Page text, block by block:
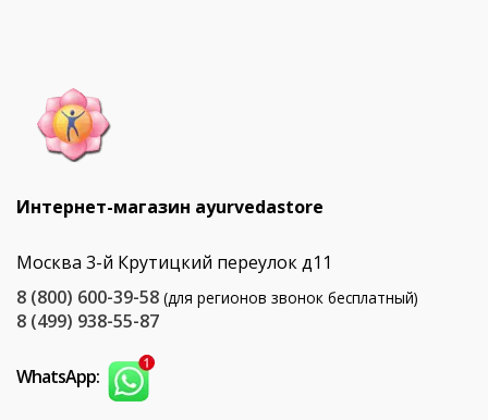
Интернет-магазин ayurvedastore
Москва 3-й Крутицкий переулок д11
8 (800) 600-39-58 (для регионов звонок бесплатный)
8 (499) 938-55-87
WhatsApp: